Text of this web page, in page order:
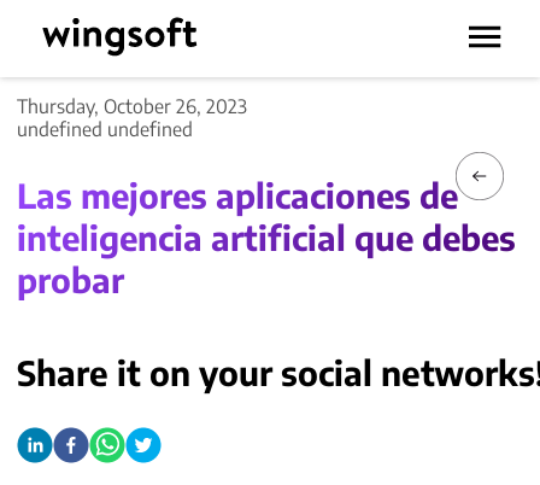
Thursday, October 26, 2023
undefined undefined
Las mejores aplicaciones de
inteligencia artificial que debes
probar
Share it on your social